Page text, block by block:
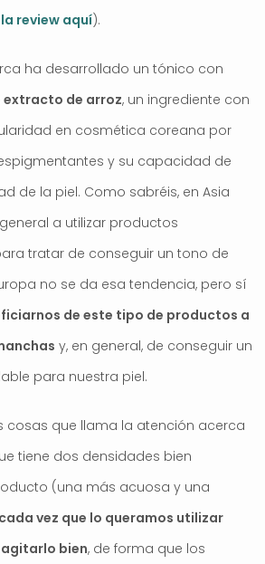
review aquí).
ha desarrollado un tónico con
extracto de arroz, un ingrediente con
en cosmética coreana por
y su capacidad de
de la piel. Como sabréis, en Asia
a utilizar productos
tratar de conseguir un tono de
no se da esa tendencia, pero sí
de este tipo de productos a
y, en general, de conseguir un
para nuestra piel.
cosas que llama la atención acerca
tiene dos densidades bien
(una más acuosa y una
cada vez que lo queramos utilizar
bien, de forma que los